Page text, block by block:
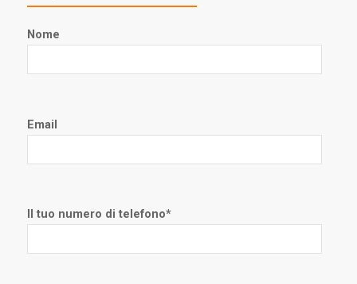
Nome
Email
Il tuo numero di telefono*